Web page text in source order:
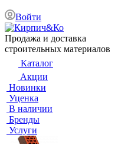
Войти
Продажа и доставка
строительных материалов
Каталог
Акции
Новинки
Уценка
В наличии
Бренды
Услуги